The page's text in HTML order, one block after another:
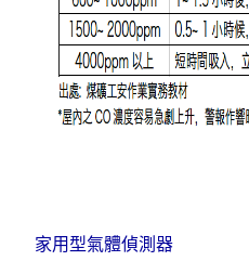
家用型氣體偵測器